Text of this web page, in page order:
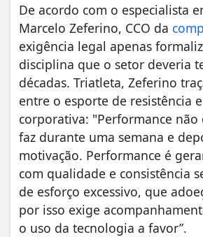
De acordo com o especialista
Marcelo Zeferino, CCO da
exigência legal apenas
disciplina que o setor deveria
décadas. Triatleta, Zeferino
entre o esporte de resistência
corporativa: "Performance não
faz durante uma semana e
motivação. Performance é
com qualidade e consistência
de esforço excessivo, que
por isso exige
o uso da tecnologia a favor”.